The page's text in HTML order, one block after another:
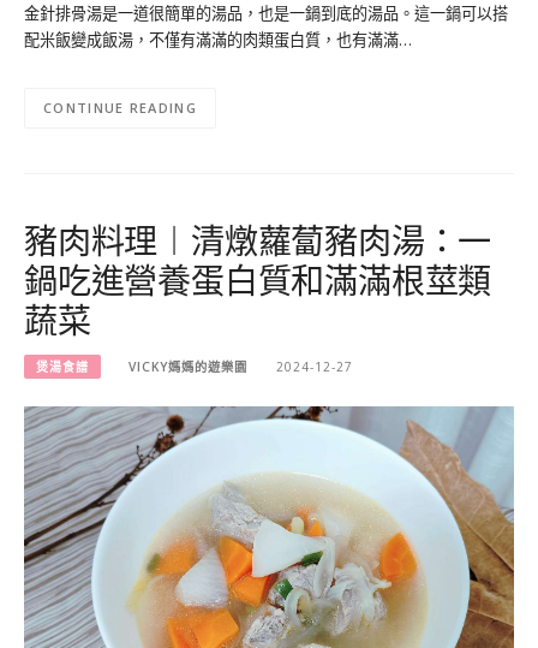
金針排骨湯是一道很簡單的湯品，也是一鍋到底的湯品。這一鍋可以搭
配米飯變成飯湯，不僅有滿滿的肉類蛋白質，也有滿滿…
CONTINUE READING
豬肉料理︱清燉蘿蔔豬肉湯：一
鍋吃進營養蛋白質和滿滿根莖類
蔬菜
煲湯食譜 VICKY媽媽的遊樂園 2024-12-27